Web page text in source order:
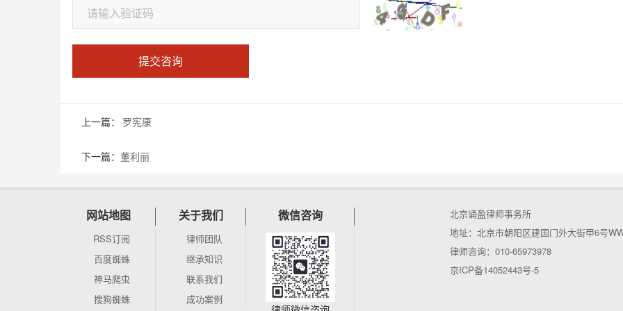
提交咨询
上一篇： 罗宪康
下一篇： 董利丽
网站地图
RSS订阅
百度蜘蛛
神马爬虫
搜狗蜘蛛
关于我们
律师团队
继承知识
联系我们
成功案例
微信咨询
北京诵盈律师事务所
地址：北京市朝阳区建国门外大街甲6号
律师咨询：010-65973978
京ICP备14052443号-5